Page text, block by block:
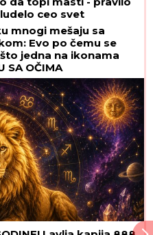
ceo svet
mnogi mešaju sa
Evo po čemu se
jedna na ikonama
SA OČIMA